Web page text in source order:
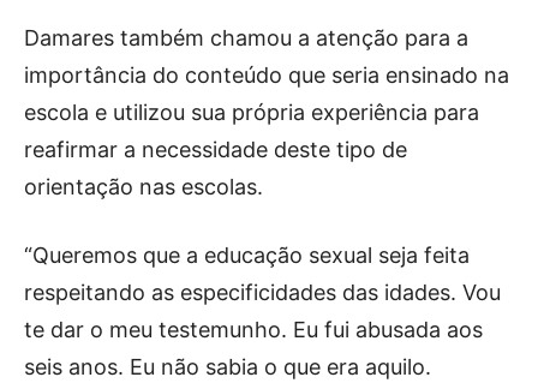
Damares também chamou a atenção para a
importância do conteúdo que seria ensinado na
escola e utilizou sua própria experiência para
reafirmar a necessidade deste tipo de
orientação nas escolas.
“Queremos que a educação sexual seja feita
respeitando as especificidades das idades. Vou
te dar o meu testemunho. Eu fui abusada aos
seis anos. Eu não sabia o que era aquilo.